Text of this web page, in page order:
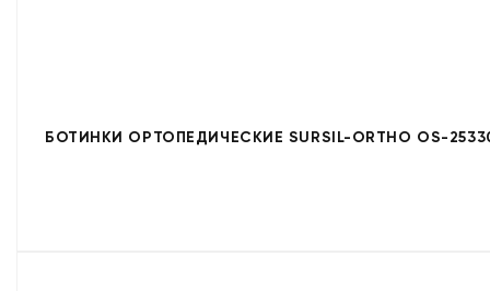
БОТИНКИ ОРТОПЕДИЧЕСКИЕ SURSIL-ORTHO OS-